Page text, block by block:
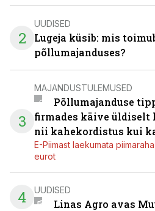
2
UUDISED
Lugeja küsib: mis
põllumajanduses?
3
MAJANDUSTULEMUSED
Põllumajanduse
firmades käive üldiselt
nii kahekordistus kui
E-Piimast laekumata
eurot
4 UUDISED
Linas Agro avas